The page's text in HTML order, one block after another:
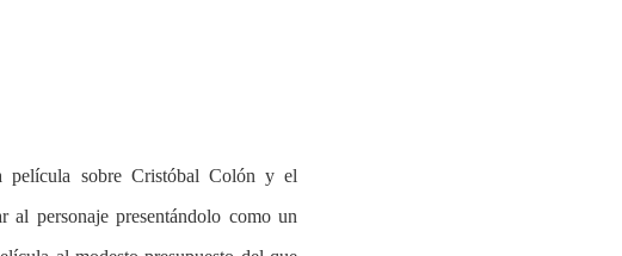
película sobre Cristóbal Colón y el
al personaje presentándolo como un